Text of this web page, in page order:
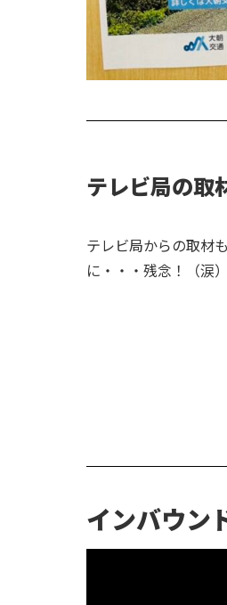
テレビ局の取
テレビ局からの取材
に・・・残念！（涙）
インバウン